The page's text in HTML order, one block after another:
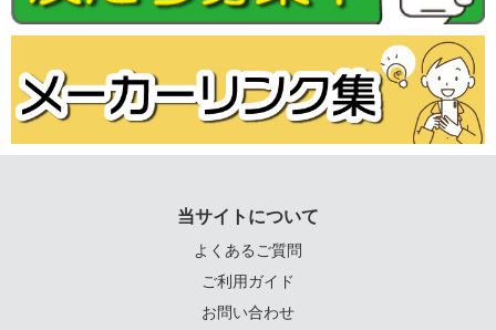
当サイトについて
よくあるご質問
ご利用ガイド
お問い合わせ